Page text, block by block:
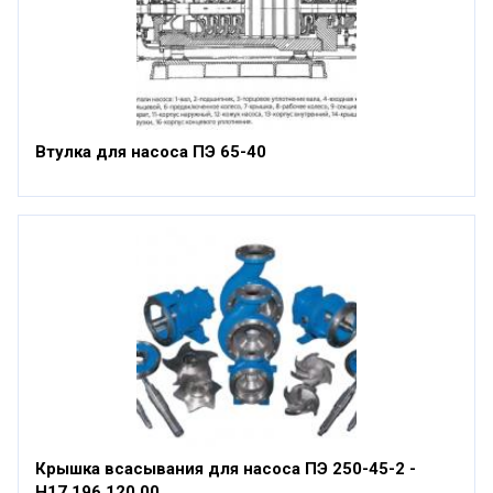
Втулка для насоса ПЭ 65-40
Крышка всасывания для насоса ПЭ 250-45-2 -